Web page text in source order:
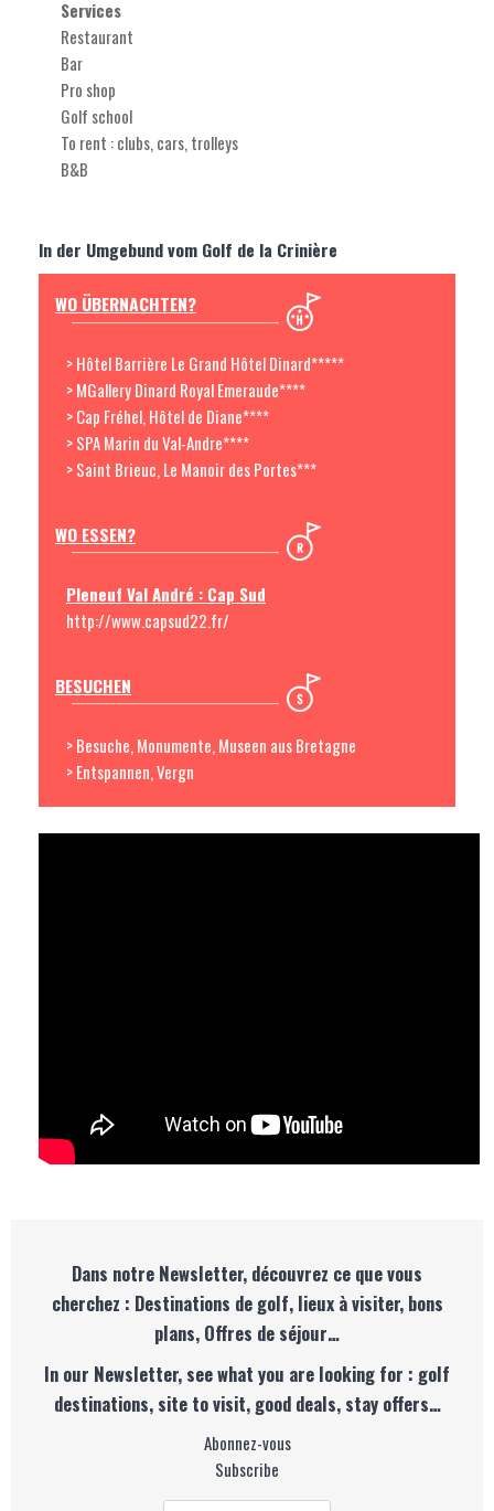
Services
Restaurant
Bar
Pro shop
Golf school
To rent : clubs, cars, trolleys
B&B
In der Umgebund vom Golf de la Crinière
WO ÜBERNACHTEN?
> Hôtel Barrière Le Grand Hôtel Dinard*****
> MGallery Dinard Royal Emeraude****
> Cap Fréhel, Hôtel de Diane****
> SPA Marin du Val-Andre****
> Saint Brieuc, Le Manoir des Portes***
WO ESSEN?
Pleneuf Val André : Cap Sud
http://www.capsud22.fr/
BESUCHEN
> Besuche, Monumente, Museen aus Bretagne
> Entspannen, Vergn
Dans notre Newsletter, découvrez ce que vous
cherchez : Destinations de golf, lieux à visiter, bons
plans, Offres de séjour…
In our Newsletter, see what you are looking for : golf
destinations, site to visit, good deals, stay offers…
Abonnez-vous
Subscribe